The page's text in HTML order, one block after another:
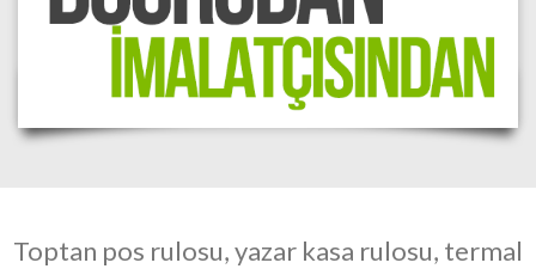
Toptan pos rulosu,yazar kasa rulosu, termal